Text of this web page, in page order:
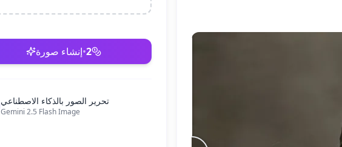
إنشاء صورة•2
تحرير الصور بالذكاء الاصطناعي
Gemini 2.5 Flash Image